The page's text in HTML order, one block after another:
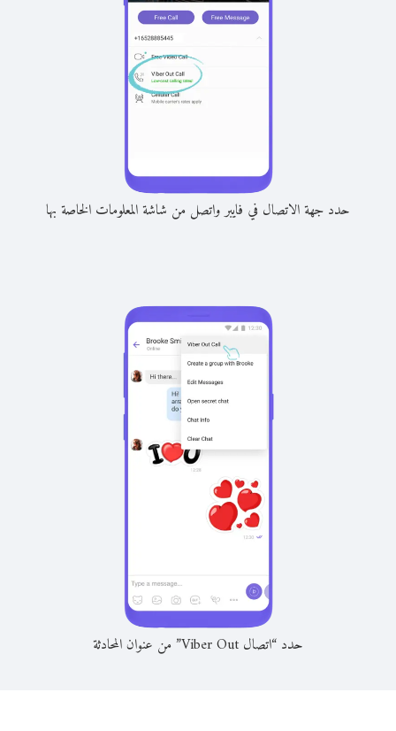
حدد جهة الاتصال في فايبر واتصل من شاشة المعلومات الخاصة بها
حدد “اتصال Viber Out” من عنوان المحادثة